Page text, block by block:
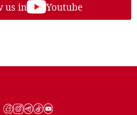
us in Youtube